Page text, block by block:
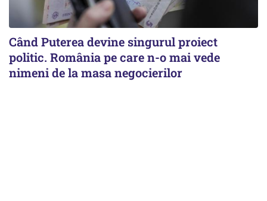
Când Puterea devine singurul proiect
politic. România pe care n-o mai vede
nimeni de la masa negocierilor